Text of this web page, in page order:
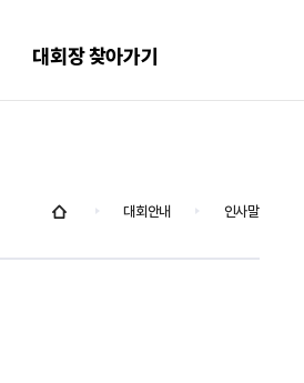
대회장 찾아가기
대회안내 인사말